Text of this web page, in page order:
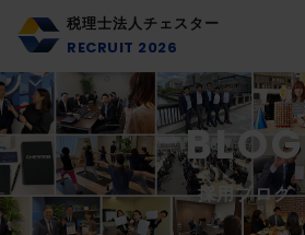
税理士法人チェスター
RECRUIT 2026
BLOG
採用ブログ